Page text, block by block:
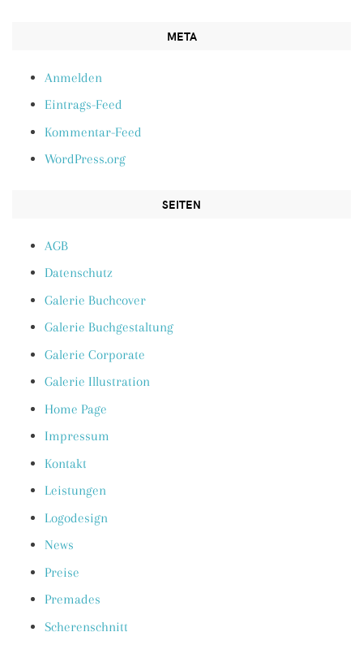
META
Anmelden
Eintrags-Feed
Kommentar-Feed
WordPress.org
SEITEN
AGB
Datenschutz
Galerie Buchcover
Galerie Buchgestaltung
Galerie Corporate
Galerie Illustration
Home Page
Impressum
Kontakt
Leistungen
Logodesign
News
Preise
Premades
Scherenschnitt